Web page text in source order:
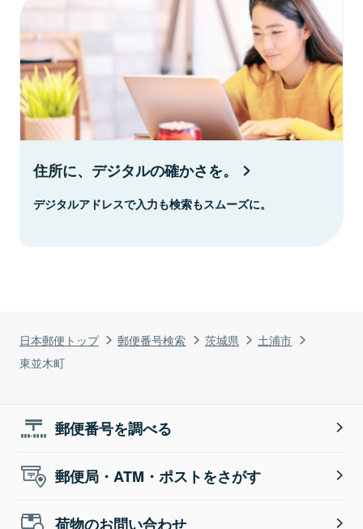
日本郵便トップ 郵便番号検索 茨城県
土浦市
東並木町
住所に、デジタルの確かさを。
デジタルアドレスで入力も検索もスムーズに。
郵便番号を調べる
郵便局・ATM・ポストをさがす
荷物のお問い合わせ